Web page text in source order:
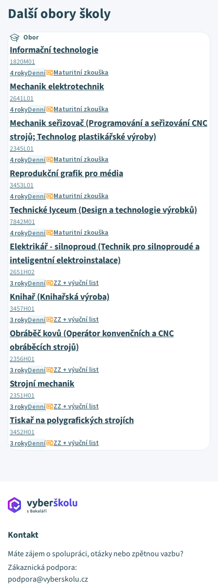
Další obory školy
Obor
Informační technologie
1820M01
4 rokyDenní Maturitní zkouška
Mechanik elektrotechnik
2641L01
4 rokyDenní Maturitní zkouška
Mechanik seřizovač (Programování a seřizování CNC
strojů; Technolog plastikářské výroby)
2345L01
4 rokyDenní Maturitní zkouška
Reprodukční grafik pro média
3453L01
4 rokyDenní Maturitní zkouška
Technické lyceum (Design a technologie výrobků)
7842M01
4 rokyDenní Maturitní zkouška
Elektrikář - silnoproud (Technik pro silnoproudé a
inteligentní elektroinstalace)
2651H02
3 rokyDenní ZZ + výuční list
Knihař (Knihařská výroba)
3457H01
3 rokyDenní ZZ + výuční list
Obráběč kovů (Operátor konvenčních a CNC
obráběcích strojů)
2356H01
3 rokyDenní ZZ + výuční list
Strojní mechanik
2351H01
3 rokyDenní ZZ + výuční list
Tiskař na polygrafických strojích
3452H01
3 rokyDenní ZZ + výuční list
Kontakt
Máte zájem o spolupráci, otázky nebo zpětnou vazbu?
Zákaznická podpora:
podpora@vyberskolu.cz